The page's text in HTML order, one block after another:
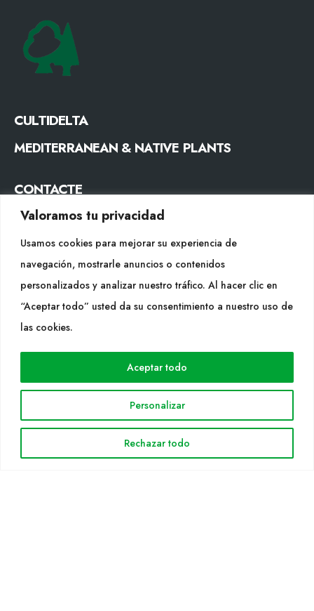
Valoramos tu privacidad
Usamos cookies para mejorar su experiencia de
navegación, mostrarle anuncios o contenidos
personalizados y analizar nuestro tráfico. Al hacer clic en
“Aceptar todo” usted da su consentimiento a nuestro uso de
las cookies.
Personalizar
Rechazar todo
Aceptar todo
CULTIDELTA
MEDITERRANEAN & NATIVE PLANTS
CONTACTE
Tel. +34 977053013
info@cultidelta.com
SEGUEIX-NOS
WEB
Árees de treball
Solicitud Catàleg